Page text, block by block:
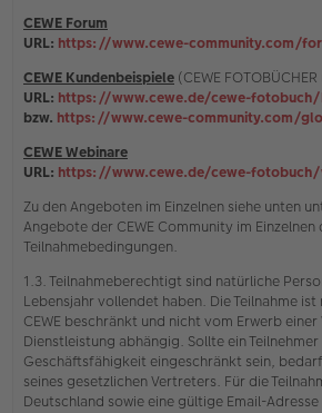
CEWE Forum
URL: https://www.cewe-community.com/
CEWE Kundenbeispiele (CEWE
URL: https://www.cewe.de/cewe-fotobuch/
bzw. https://www.cewe-community.com/
CEWE Webinare
URL: https://www.cewe.de/cewe-fotobuch/
Zu den Angeboten im Einzelnen siehe unten
Angebote der CEWE Community im Einzelnen
Teilnahmebedingungen.
1.3. Teilnahmeberechtigt sind natürliche
Lebensjahr vollendet haben. Die Teilnahme
CEWE beschränkt und nicht vom Erwerb
Dienstleistung abhängig. Sollte ein Teilnehmer
Geschäftsfähigkeit eingeschränkt sein,
seines gesetzlichen Vertreters. Für die
Deutschland sowie eine gültige Email-